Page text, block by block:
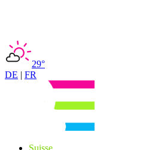
29°
DE | FR
Suisse